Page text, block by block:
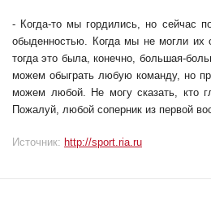
- Когда-то мы гордились, но сейчас
обыденностью. Когда мы не могли их
тогда это была, конечно, большая-
можем обыграть любую команду, но
можем любой. Не могу сказать, кто
Пожалуй, любой соперник из первой
Источник: http://sport.ria.ru